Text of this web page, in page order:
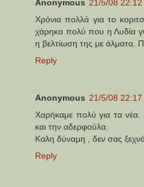
Anonymous 21/5/08 22:12
Χρόνια πολλά για το
χάρηκα πολύ που η Λυδία
η βελτίωση της με άλματα.
Reply
Anonymous 21/5/08 22:17
Xαρήκαμε πολύ για τα
και την αδερφούλα.
Καλη δύναμη , δεν σας
Reply